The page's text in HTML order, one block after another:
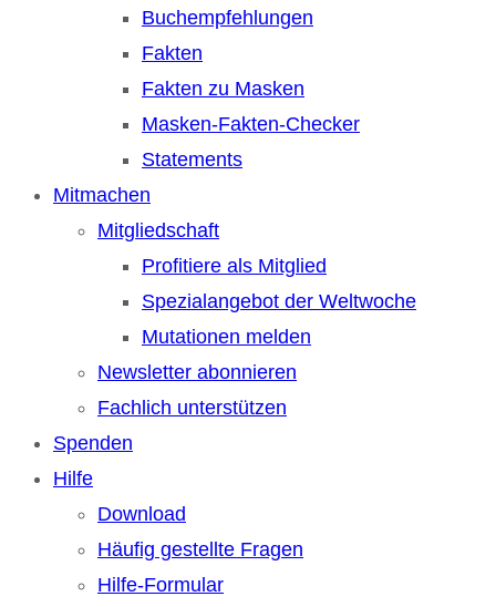
Buchempfehlungen
Fakten
Fakten zu Masken
Masken-Fakten-Checker
Statements
Mitmachen
Mitgliedschaft
Profitiere als Mitglied
Spezialangebot der Weltwoche
Mutationen melden
Newsletter abonnieren
Fachlich unterstützen
Spenden
Hilfe
Download
Häufig gestellte Fragen
Hilfe-Formular